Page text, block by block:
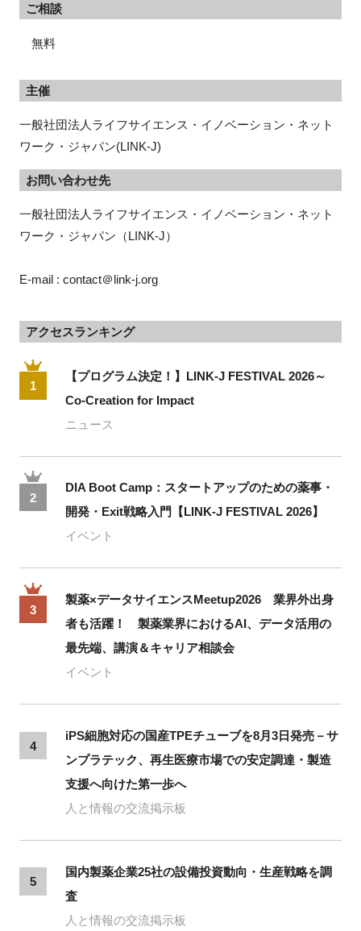
ご相談
無料
主催
一般社団法人ライフサイエンス・イノベーション・ネット
ワーク・ジャパン(LINK-J)
お問い合わせ先
一般社団法人ライフサイエンス・イノベーション・ネット
ワーク・ジャパン（LINK-J）
E-mail : contact＠link-j.org
アクセスランキング
1
【プログラム決定！】LINK-J FESTIVAL 2026～
Co-Creation for Impact
ニュース
2
DIA Boot Camp：スタートアップのための薬事・
開発・Exit戦略入門【LINK-J FESTIVAL 2026】
イベント
3
製薬×データサイエンスMeetup2026 業界外出身
者も活躍！ 製薬業界におけるAI、データ活用の
最先端、講演＆キャリア相談会
イベント
4
iPS細胞対応の国産TPEチューブを8月3日発売－サ
ンプラテック、再生医療市場での安定調達・製造
支援へ向けた第一歩へ
人と情報の交流掲示板
5
国内製薬企業25社の設備投資動向・生産戦略を調
査
人と情報の交流掲示板